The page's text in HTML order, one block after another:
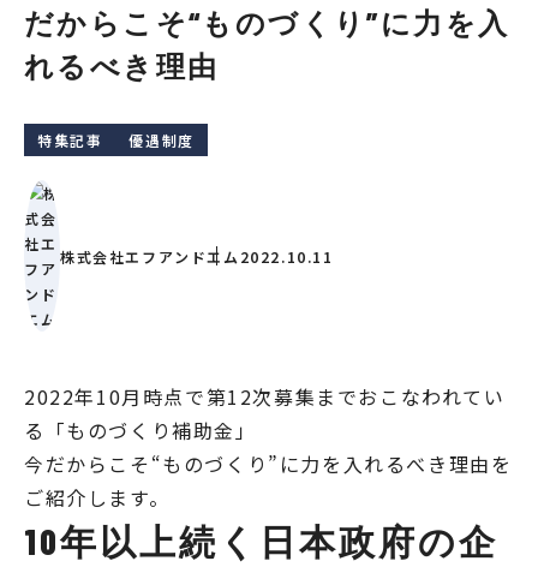
だからこそ“ものづくり”に力を入
れるべき理由
特集記事 優遇制度
株式会社エフアンドエム 2022.10.11
2022年10月時点で第12次募集までおこなわれてい
る「ものづくり補助金」
今だからこそ“ものづくり”に力を入れるべき理由を
ご紹介します。
10年以上続く日本政府の企